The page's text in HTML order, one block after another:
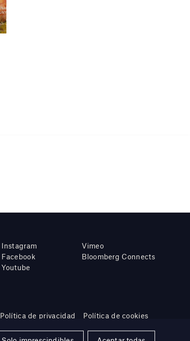
Instagram
Facebook
Youtube
Vimeo
Bloomberg Connects
Política de privacidad Política de cookies